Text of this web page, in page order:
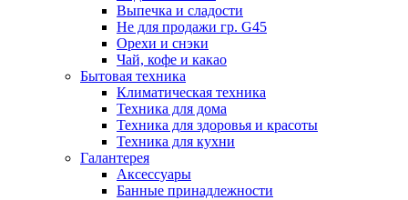
Выпечка и сладости
Не для продажи гр. G45
Орехи и снэки
Чай, кофе и какао
Бытовая техника
Климатическая техника
Техника для дома
Техника для здоровья и красоты
Техника для кухни
Галантерея
Аксессуары
Банные принадлежности